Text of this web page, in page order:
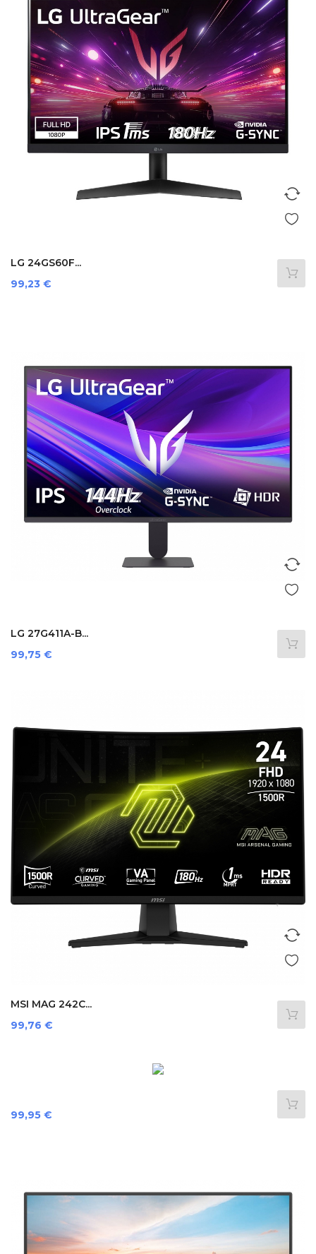
LG 24GS60F...
Preis
99,23 €
LG 27G411A-B...
Preis
99,75 €
MSI MAG 242C...
Preis
99,76 €
Preis
99,95 €